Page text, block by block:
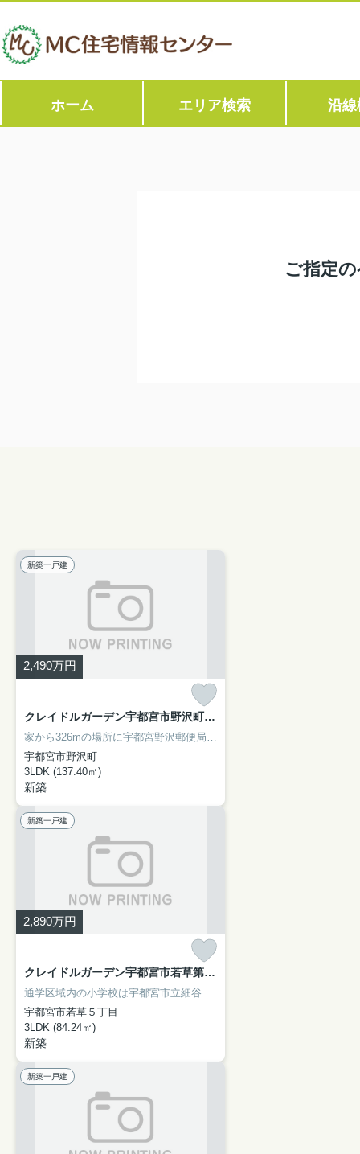
ホーム エリア検索 沿
ご指定
新築一戸建
2,490万円
クレイドルガーデン宇都宮市野沢町第5 新築一戸建て 1号棟
家から326mの場所に宇都宮野沢郵便局があります。18帖以上もあるリビングでゆったりとした生活を送りませんか。デザイン性のあるシステムキッチン付きなので、キッチンがお洒落なスペースになっています。当社は、宇都宮市の東武宇都宮線東武宇都宮付近で住まい探しをサポートしております。お引っ越しを検討しているのであれば、まずはご連絡くださいませ。
宇都宮市野沢町
3LDK (137.40㎡)
新築
新築一戸建
2,890万円
クレイドルガーデン宇都宮市若草第5 新築一戸建て 2号棟
通学区域内の小学校は宇都宮市立細谷小学校で徒歩7分です。この物件は広々としたシステムキッチンなので、普段の料理も楽しくなるでしょう。浴室が1坪以上あるので、ゆったりとお風呂タイムを過ごせます。生活環境が整った宇都宮市なら、きっと充実した生活が送れるでしょう。不動産購入をお考えであれば、お気軽にお問い合わせください。
宇都宮市若草５丁目
3LDK (84.24㎡)
新築
新築一戸建